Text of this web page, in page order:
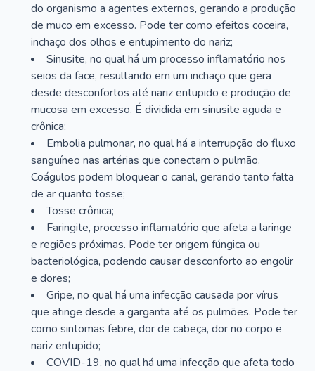
do organismo a agentes externos, gerando a produção
de muco em excesso. Pode ter como efeitos coceira,
inchaço dos olhos e entupimento do nariz;
Sinusite, no qual há um processo inflamatório nos
seios da face, resultando em um inchaço que gera
desde desconfortos até nariz entupido e produção de
mucosa em excesso. É dividida em sinusite aguda e
crônica;
Embolia pulmonar, no qual há a interrupção do fluxo
sanguíneo nas artérias que conectam o pulmão.
Coágulos podem bloquear o canal, gerando tanto falta
de ar quanto tosse;
Tosse crônica;
Faringite, processo inflamatório que afeta a laringe
e regiões próximas. Pode ter origem fúngica ou
bacteriológica, podendo causar desconforto ao engolir
e dores;
Gripe, no qual há uma infecção causada por vírus
que atinge desde a garganta até os pulmões. Pode ter
como sintomas febre, dor de cabeça, dor no corpo e
nariz entupido;
COVID-19, no qual há uma infecção que afeta todo